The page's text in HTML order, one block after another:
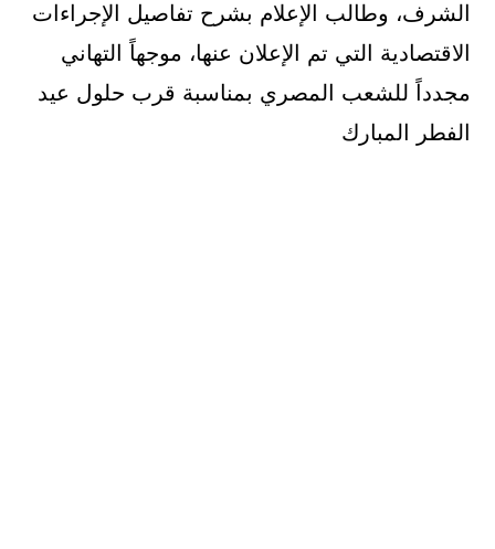
الشرف، وطالب الإعلام بشرح تفاصيل الإجراءات
الاقتصادية التي تم الإعلان عنها، موجهاً التهاني
مجدداً للشعب المصري بمناسبة قرب حلول عيد
الفطر المبارك